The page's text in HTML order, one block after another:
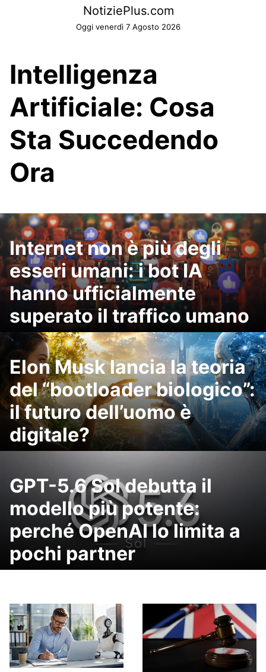
NotiziePlus.com
Oggi venerdì 7 Agosto 2026
Intelligenza
Artificiale: Cosa
Sta Succedendo
Ora
Internet non è più degli
esseri umani: i bot IA
hanno ufficialmente
superato il traffico umano
Elon Musk lancia la teoria
del “bootloader biologico”:
il futuro dell’uomo è
digitale?
GPT-5.6 Sol debutta il
modello più potente:
perché OpenAI lo limita a
pochi partner